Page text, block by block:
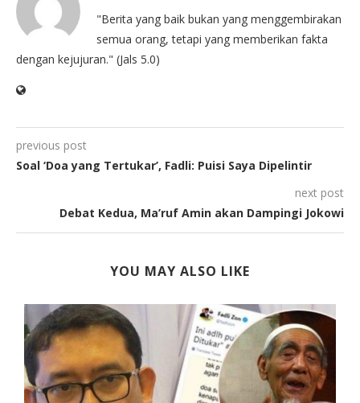
"Berita yang baik bukan yang menggembirakan
semua orang, tetapi yang memberikan fakta
dengan kejujuran." (Jals 5.0)
previous post
Soal ‘Doa yang Tertukar’, Fadli: Puisi Saya Dipelintir
next post
Debat Kedua, Ma’ruf Amin akan Dampingi Jokowi
YOU MAY ALSO LIKE